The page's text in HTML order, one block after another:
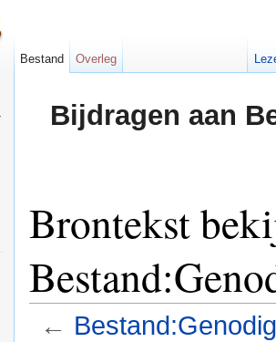
Bijdragen aan
Brontekst
←
Bestand Overleg